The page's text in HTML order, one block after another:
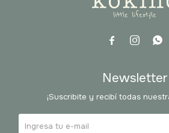
  
Newsletter
¡Suscribite y recibí todas